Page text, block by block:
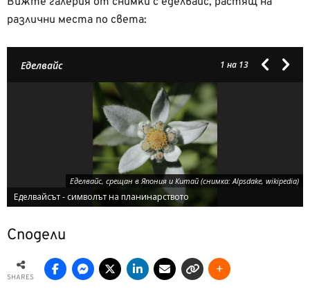
различни места по света:
Еделвайс 1 на 13
Еделвайс, срещан в Япония и Китай (снимка: Alpsdake, wikipedia)
Еделвайсът - символът на планинарството
Сподели
SHARES